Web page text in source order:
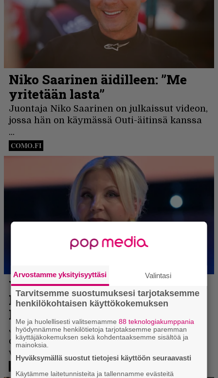
Arvostamme yksityisyyttäsi Valintasi
Tarvitsemme suostumuksesi tarjotaksemme
henkilökohtaisen käyttökokemuksen
Me ja huolellisesti valitsemamme88 teknologiakumppania
hyödynnämme henkilötietoja tarjotaksemme paremman
käyttäjäkokemuksen sekä kohdentaaksemme sisältöä ja
mainoksia.
Hyväksymällä suostut tietojesi käyttöön seuraavasti
Käytämme laitetunnisteita ja tallennamme evästeitä